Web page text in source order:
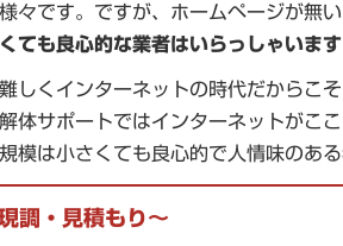
々です。ですが、ホームページが無
ても良心的な業者はいらっしゃいます
しくインターネットの時代だからこ
体サポートではインターネットがこ
模は小さくても良心的で人情味のあ
調・見積もり～